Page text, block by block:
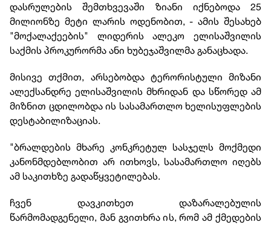
დასრულების შემთხვევაში ზიანი იქნებოდა 25
მილიონზე მეტი ლარის ოდენობით, - ამის შესახებ
"მოქალაქეების" ლიდერის ალეკო ელისაშვილის
საქმის პროკურორმა ანი ხუბეჯაშვილმა განაცხადა.
მისივე თქმით, არსებობდა ტერორისტული მიზანი
ალექსანდრე ელისაშვილის მხრიდან და სწორედ ამ
მიზნით ცდილობდა ის სასამართლო ხელისუფლების
დესტაბილიზაციას.
"ბრალდების მხარე კონკრეტულ სასჯელს მოქმედი
კანონმდებლობით არ ითხოვს, სასამართლო იღებს
ამ საკითხზე გადაწყვეტილებას.
ჩვენ დავკითხეთ დაზარალებულის
წარმომადგენელი, მან გვითხრა ის, რომ ამ ქმედების